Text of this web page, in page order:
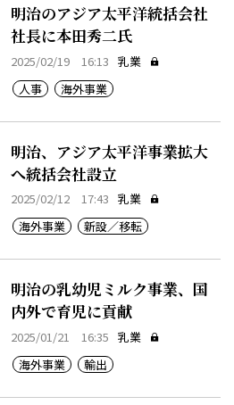
明治のアジア太平洋統括会社
社長に本田秀二氏
2025/02/19 16:13 乳業
人事
海外事業
明治、アジア太平洋事業拡大
へ統括会社設立
2025/02/12 17:43 乳業
海外事業
新設／移転
明治の乳幼児ミルク事業、国
内外で育児に貢献
2025/01/21 16:35 乳業
海外事業
輸出